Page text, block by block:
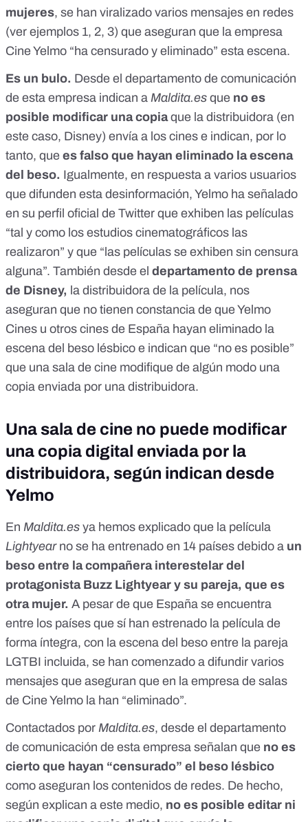
mujeres, se han viralizado varios mensajes en redes
(ver ejemplos 1, 2, 3) que aseguran que la empresa
Cine Yelmo “ha censurado y eliminado” esta escena.
Es un bulo. Desde el departamento de comunicación
de esta empresa indican a Maldita.es que no es
posible modificar una copiaque la distribuidora (en
este caso, Disney) envía a los cines e indican, por lo
tanto, que es falso que hayan eliminado la escena
del beso. Igualmente, en respuesta a varios usuarios
que difunden esta desinformación, Yelmo ha señalado
en su perfil oficial de Twitter que exhiben las películas
“tal y como los estudios cinematográficos las
realizaron” y que “las películas se exhiben sin censura
alguna”. También desde el departamento de prensa
de Disney, la distribuidora de la película, nos
aseguran que no tienen constancia de que Yelmo
Cines u otros cines de España hayan eliminado la
escena del beso lésbico e indican que “no es posible”
que una sala de cine modifique de algún modo una
copia enviada por una distribuidora.
Una sala de cine no puede modificar
una copia digital enviada por la
distribuidora, según indican desde
Yelmo
En Maldita.es ya hemos explicado que la película
Lightyear no se ha entrenado en 14 países debido a un
beso entre la compañera interestelar del
protagonista Buzz Lightyear y su pareja, que es
otra mujer. A pesar de que España se encuentra
entre los países que sí han estrenado la película de
forma íntegra, con la escena del beso entre la pareja
LGTBI incluida, se han comenzado a difundir varios
mensajes que aseguran que en la empresa de salas
de Cine Yelmo la han “eliminado”.
Contactados por Maldita.es, desde el departamento
de comunicación de esta empresa señalan que no es
cierto que hayan “censurado” el beso lésbico
como aseguran los contenidos de redes. De hecho,
según explican a este medio, no es posible editar ni